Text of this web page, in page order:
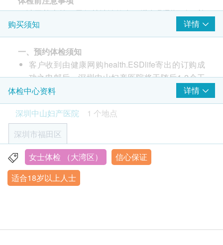
超薄巴氏涂片 (只适合有性经验的女性检查)
妇科检查
2 基本项目
妇科检查
妇科内诊
白带常规检查
报告
详尽健康检查报告连医生注释及建议
医护人员讲解报告
1. 请于检查前一天保持清淡饮食，避免剧烈运动，并
保持充足睡眠。
2. 如有特殊身体状况，请如实向主检医师说明（如怀
孕、心脑血管疾病、糖尿病等）。
3. 请穿着宽松轻便的服装，不宜穿过于紧身的衣物。
4. 阴超检查仅限已婚或有性生活者，未婚女性不做妇
科检查，检查前建议排空膀胱。
5. 宫颈涂抹片受检前3日起，请勿做阴道冲洗，勿使
用阴道药物，以得到准确的检查结果。
6. 体检时，请务必按体检内容逐项检查，避免漏检，
以免影响健康状况评估。
7. 若受检者因自身原因放弃某些检查项目，请在该项
目栏签字确认。
8. 体检完毕后，请将体检导检单交给前台工作人员，
购买须知 详情
一、预约体检须知
客户收到由健康网购health.ESDlife寄出的订购成
功之电邮后，深圳中山妇产医院将于随后1-2个工
作天的办公时间内，致电客户预约身体检查的时间
及地点。客户亦可至少提前1日致电或WhatsApp
联络深圳中山妇产医院进行预约（联络电话 /
WhatsApp：+852 5371 7972）。
客户至现场后，深圳中山妇产医院工作人员会核对
客户的姓名、出生年月日、手机号及健康网购
health.ESDlife订购成功之电邮以确认客户身份。
订单如需改期，请至少提前1日致电或WhatsApp
体检中心资料
详情
深圳中山妇产医院
1 个地点
深圳市福田区
深圳市福田区福强路1001号
营业时间：08：00 -12：00；14：00 -17：00
全年正常营业
女士体检 （大湾区）
信心保证
适合18岁以上人士